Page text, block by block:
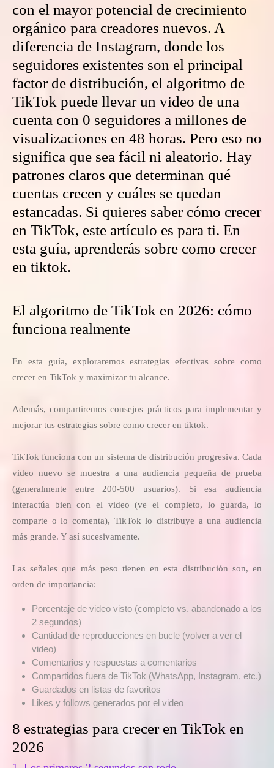
con el mayor potencial de crecimiento
orgánico para creadores nuevos. A
diferencia de Instagram, donde los
seguidores existentes son el principal
factor de distribución, el algoritmo de
TikTok puede llevar un video de una
cuenta con 0 seguidores a millones de
visualizaciones en 48 horas. Pero eso no
significa que sea fácil ni aleatorio. Hay
patrones claros que determinan qué
cuentas crecen y cuáles se quedan
estancadas. Si quieres saber cómo crecer
en TikTok, este artículo es para ti. En
esta guía, aprenderás sobre como crecer
en tiktok.
El algoritmo de TikTok en 2026: cómo
funciona realmente
En esta guía, exploraremos estrategias efectivas sobre como
crecer en TikTok y maximizar tu alcance.
Además, compartiremos consejos prácticos para implementar y
mejorar tus estrategias sobre como crecer en tiktok.
TikTok funciona con un sistema de distribución progresiva. Cada
video nuevo se muestra a una audiencia pequeña de prueba
(generalmente entre 200-500 usuarios). Si esa audiencia
interactúa bien con el video (ve el completo, lo guarda, lo
comparte o lo comenta), TikTok lo distribuye a una audiencia
más grande. Y así sucesivamente.
Las señales que más peso tienen en esta distribución son, en
orden de importancia:
Porcentaje de video visto (completo vs. abandonado a los
2 segundos)
Cantidad de reproducciones en bucle (volver a ver el
video)
Comentarios y respuestas a comentarios
Compartidos fuera de TikTok (WhatsApp, Instagram, etc.)
Guardados en listas de favoritos
Likes y follows generados por el video
8 estrategias para crecer en TikTok en
2026